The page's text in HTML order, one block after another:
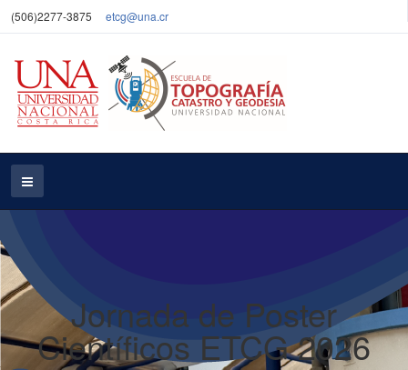
(506)2277-3875 etcg@una.cr
Jornada de Poster
Científicos ETCG 2026